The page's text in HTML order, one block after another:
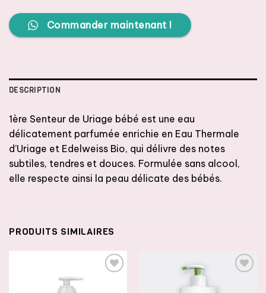
Commander maintenant !
DESCRIPTION
1ère Senteur de Uriage bébé est une eau
délicatement parfumée enrichie en Eau Thermale
d’Uriage et Edelweiss Bio, qui délivre des notes
subtiles, tendres et douces. Formulée sans alcool,
elle respecte ainsi la peau délicate des bébés.
PRODUITS SIMILAIRES